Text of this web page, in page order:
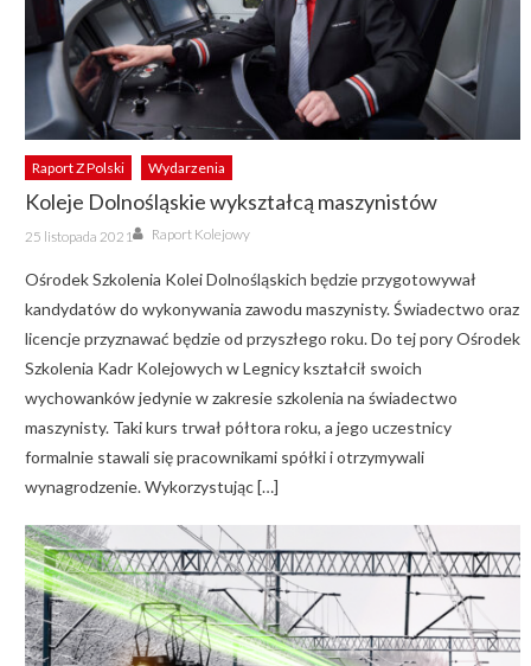
Raport Z Polski Wydarzenia
Koleje Dolnośląskie wykształcą maszynistów
Posted
on
25 listopada 2021 Author
Raport Kolejowy
Ośrodek Szkolenia Kolei Dolnośląskich będzie przygotowywał
kandydatów do wykonywania zawodu maszynisty. Świadectwo oraz
licencje przyznawać będzie od przyszłego roku. Do tej pory Ośrodek
Szkolenia Kadr Kolejowych w Legnicy kształcił swoich
wychowanków jedynie w zakresie szkolenia na świadectwo
maszynisty. Taki kurs trwał półtora roku, a jego uczestnicy
formalnie stawali się pracownikami spółki i otrzymywali
wynagrodzenie. Wykorzystując […]